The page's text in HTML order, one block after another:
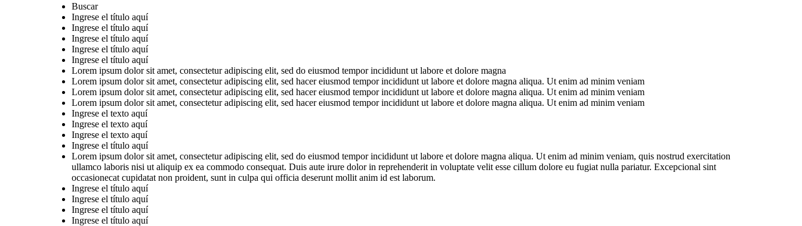
Buscar
Ingrese el título aquí
Ingrese el título aquí
Ingrese el título aquí
Ingrese el título aquí
Ingrese el título aquí
Lorem ipsum dolor sit amet, consectetur adipiscing elit, sed do eiusmod tempor incididunt ut labore et dolore magna
Lorem ipsum dolor sit amet, consectetur adipiscing elit, sed hacer eiusmod tempor incididunt ut labore et dolore magna aliqua. Ut enim ad minim veniam
Lorem ipsum dolor sit amet, consectetur adipiscing elit, sed hacer eiusmod tempor incididunt ut labore et dolore magna aliqua. Ut enim ad minim veniam
Lorem ipsum dolor sit amet, consectetur adipiscing elit, sed hacer eiusmod tempor incididunt ut labore et dolore magna aliqua. Ut enim ad minim veniam
Ingrese el texto aquí
Ingrese el texto aquí
Ingrese el texto aquí
Ingrese el título aquí
Lorem ipsum dolor sit amet, consectetur adipiscing elit, sed do eiusmod tempor incididunt ut labore et dolore magna aliqua. Ut enim ad minim veniam, quis nostrud exercitation
ullamco laboris nisi ut aliquip ex ea commodo consequat. Duis aute irure dolor in reprehenderit in voluptate velit esse cillum dolore eu fugiat nulla pariatur. Excepcional sint
occasionecat cupidatat non proident, sunt in culpa qui officia deserunt mollit anim id est laborum.
Ingrese el título aquí
Ingrese el título aquí
Ingrese el título aquí
Ingrese el título aquí